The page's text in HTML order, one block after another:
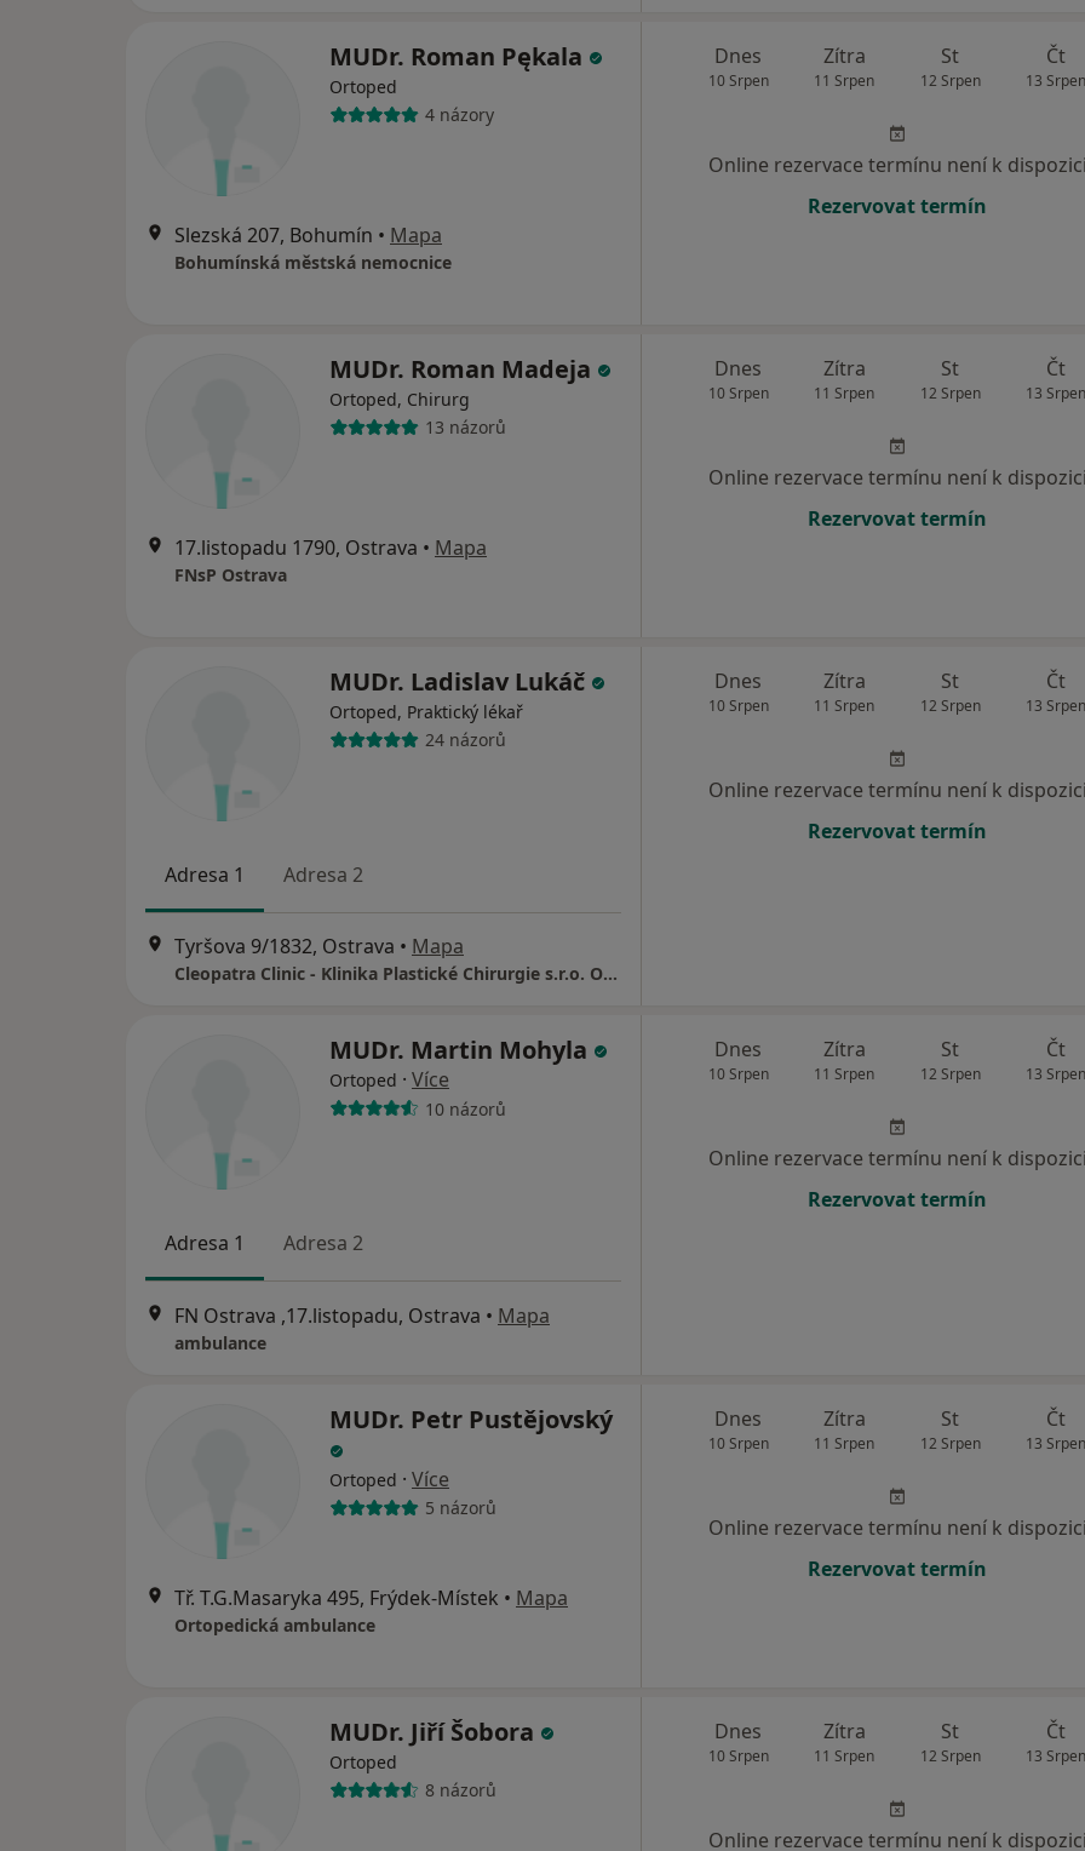
MUDr. Roman Pękala
Ortoped
4 názory
Slezská 207, Bohumín • Mapa
Bohumínská městská nemocnice
Dnes
10 Srpen
Zítra
11 Srpen
St
12 Srpen
Čt
13 Srpen
Online rezervace termínu není k dispozici
Rezervovat termín
MUDr. Roman Madeja
Ortoped, Chirurg
13 názorů
17.listopadu 1790, Ostrava • Mapa
FNsP Ostrava
Dnes
10 Srpen
Zítra
11 Srpen
St
12 Srpen
Čt
13 Srpen
Online rezervace termínu není k dispozici
Rezervovat termín
MUDr. Ladislav Lukáč
Ortoped, Praktický lékař
24 názorů
Adresa 1 Adresa 2
Tyršova 9/1832, Ostrava • Mapa
Cleopatra Clinic - Klinika Plastické Chirurgie s.r.o. Ostrava
Dnes
10 Srpen
Zítra
11 Srpen
St
12 Srpen
Čt
13 Srpen
Online rezervace termínu není k dispozici
Rezervovat termín
MUDr. Martin Mohyla
Ortoped · Více
10 názorů
Adresa 1 Adresa 2
FN Ostrava ,17.listopadu, Ostrava • Mapa
ambulance
Dnes
10 Srpen
Zítra
11 Srpen
St
12 Srpen
Čt
13 Srpen
Online rezervace termínu není k dispozici
Rezervovat termín
MUDr. Petr Pustějovský
Ortoped · Více
5 názorů
Tř. T.G.Masaryka 495, Frýdek-Místek • Mapa
Ortopedická ambulance
Dnes
10 Srpen
Zítra
11 Srpen
St
12 Srpen
Čt
13 Srpen
Online rezervace termínu není k dispozici
Rezervovat termín
MUDr. Jiří Šobora
Ortoped
8 názorů
Dnes
10 Srpen
Zítra
11 Srpen
St
12 Srpen
Čt
13 Srpen
Online rezervace termínu není k dispozici